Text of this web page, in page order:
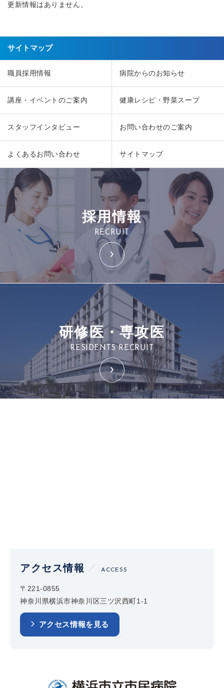
更新情報はありません。
サイトマップ
職員採用情報 病院からのお知らせ
講座・イベントのご案内 健康レシピ・野菜スープ
スタッフインタビュー お問い合わせのご案内
よくあるお問い合わせ サイトマップ
採用情報
RECRUIT
研修医・専攻医
RESIDENTS RECRUIT
アクセス情報 ACCESS
〒221-0855
神奈川県横浜市神奈川区三ツ沢西町1-1
アクセス情報を見る